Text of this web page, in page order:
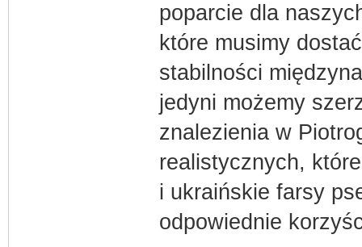
poparcie dla
które musimy
stabilności
jedyni możemy
znalezienia w
realistycznych,
i ukraińskie farsy
odpowiednie